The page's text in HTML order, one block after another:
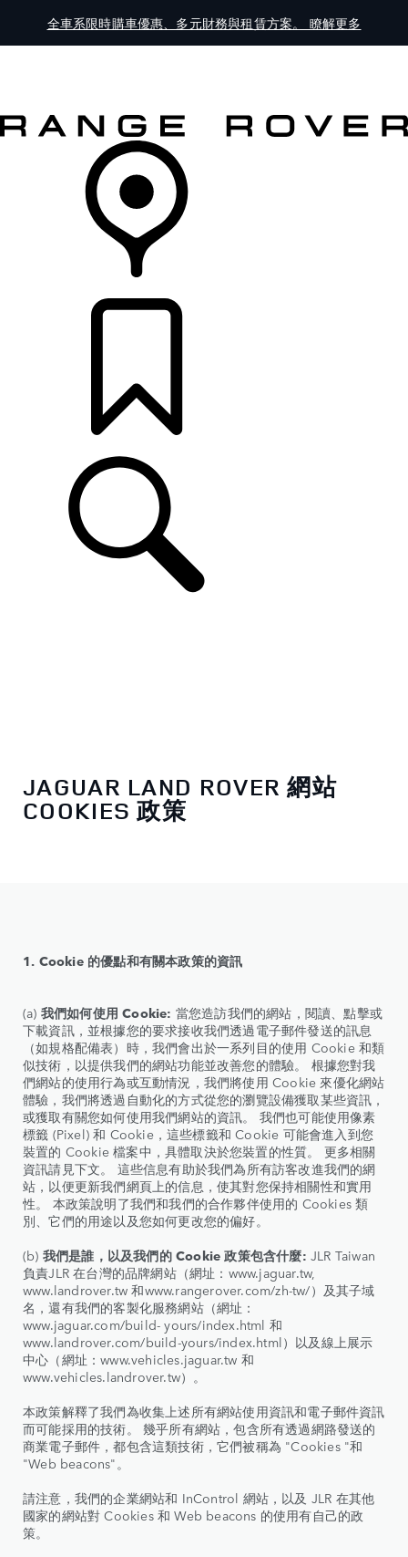
全車系限時購車優惠、多元財務與租賃方案。 瞭解更多
JAGUAR LAND ROVER 網站
COOKIES 政策
1. Cookie 的優點和有關本政策的資訊
(a) 我們如何使用 Cookie: 當您造訪我們的網站，閱讀、點擊或
下載資訊，並根據您的要求接收我們透過電子郵件發送的訊息
（如規格配備表）時，我們會出於一系列目的使用 Cookie 和類
似技術，以提供我們的網站功能並改善您的體驗。 根據您對我
們網站的使用行為或互動情況，我們將使用 Cookie 來優化網站
體驗，我們將透過自動化的方式從您的瀏覽設備獲取某些資訊，
或獲取有關您如何使用我們網站的資訊。 我們也可能使用像素
標籤 (Pixel) 和 Cookie，這些標籤和 Cookie 可能會進入到您
裝置的 Cookie 檔案中，具體取決於您裝置的性質。 更多相關
資訊請見下文。 這些信息有助於我們為所有訪客改進我們的網
站，以便更新我們網頁上的信息，使其對您保持相關性和實用
性。 本政策說明了我們和我們的合作夥伴使用的 Cookies 類
別、它們的用途以及您如何更改您的偏好。
(b) 我們是誰，以及我們的 Cookie 政策包含什麼: JLR Taiwan
負責JLR 在台灣的品牌網站（網址：www.jaguar.tw,
www.landrover.tw 和www.rangerover.com/zh-tw/）及其子域
名，還有我們的客製化服務網站（網址：
www.jaguar.com/build- yours/index.html 和
www.landrover.com/build-yours/index.html）以及線上展示
中心（網址：www.vehicles.jaguar.tw 和
www.vehicles.landrover.tw）。
本政策解釋了我們為收集上述所有網站使用資訊和電子郵件資訊
而可能採用的技術。 幾乎所有網站，包含所有透過網路發送的
商業電子郵件，都包含這類技術，它們被稱為 "Cookies "和
"Web beacons"。
請注意，我們的企業網站和 InControl 網站，以及 JLR 在其他
國家的網站對 Cookies 和 Web beacons 的使用有自己的政
策。